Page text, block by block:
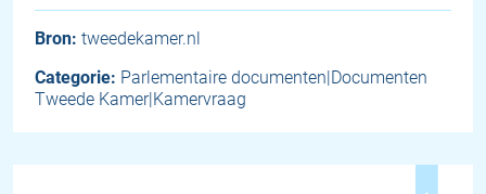
Bron: tweedekamer.nl
Categorie: Parlementaire documenten|Documenten
Tweede Kamer|Kamervraag